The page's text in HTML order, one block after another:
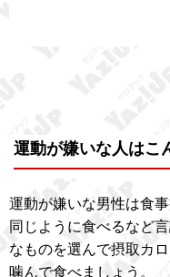
運動が嫌いな人はこ
運動が嫌いな男性は食
同じように食べるなど
なものを選んで摂取カ
噛んで食べましょう。